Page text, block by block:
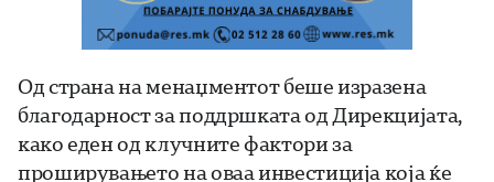
Од страна на менаџментот беше изразена
благодарност за поддршката од Дирекцијата,
како еден од клучните фактори за
проширувањето на оваа инвестиција која ќе